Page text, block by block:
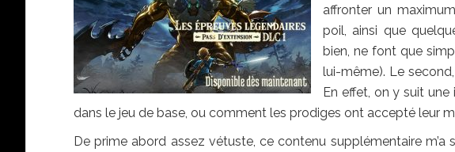
affronter un
poil, ainsi que
bien, ne font que
lui-même). Le second,
En effet, on y suit
dans le jeu de base, ou comment les prodiges ont accepté leur
De prime abord assez vétuste, ce contenu supplémentaire m’a